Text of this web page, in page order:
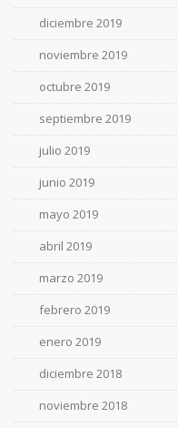
diciembre 2019
noviembre 2019
octubre 2019
septiembre 2019
julio 2019
junio 2019
mayo 2019
abril 2019
marzo 2019
febrero 2019
enero 2019
diciembre 2018
noviembre 2018